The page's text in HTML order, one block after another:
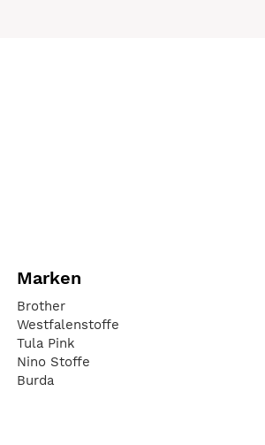
Marken
Brother
Westfalenstoffe
Tula Pink
Nino Stoffe
Burda